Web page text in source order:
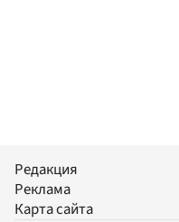
Редакция
Реклама
Карта сайта